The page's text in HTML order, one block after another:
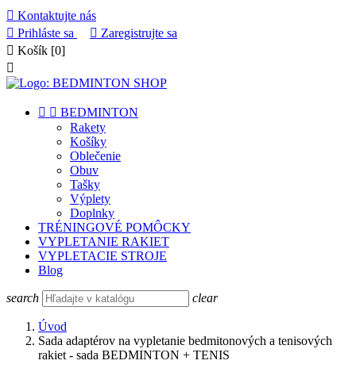
 Kontaktujte nás
 Prihláste sa  Zaregistrujte sa
 Košík [0]

  BEDMINTON
Rakety
Košíky
Oblečenie
Obuv
Tašky
Výplety
Doplnky
TRÉNINGOVÉ POMÔCKY
VYPLETANIE RAKIET
VYPLETACIE STROJE
Blog
search clear
Úvod
Sada adaptérov na vypletanie bedmitonových a tenisových
rakiet - sada BEDMINTON + TENIS